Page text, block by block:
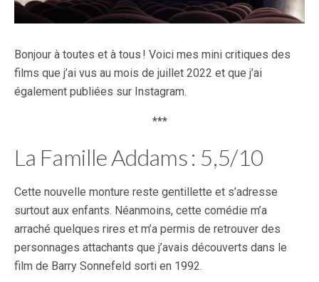
Bonjour à toutes et à tous ! Voici mes mini critiques des
films que j’ai vus au mois de juillet 2022 et que j’ai
également publiées sur Instagram.
***
La Famille Addams : 5,5/10
Cette nouvelle monture reste gentillette et s’adresse
surtout aux enfants. Néanmoins, cette comédie m’a
arraché quelques rires et m’a permis de retrouver des
personnages attachants que j’avais découverts dans le
film de Barry Sonnefeld sorti en 1992.